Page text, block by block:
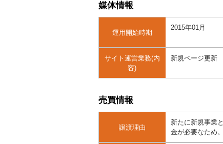
媒体情報
運用開始時期
2015年01月
サイト運営業務(内
容)
新規ページ更新
売買情報
譲渡理由
新たに新規事業
金が必要なため。